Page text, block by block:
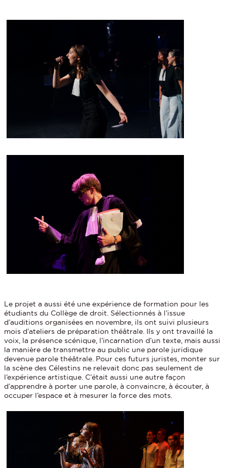
Le projet a aussi été une expérience de formation pour les
étudiants du Collège de droit. Sélectionnés à l’issue
d’auditions organisées en novembre, ils ont suivi plusieurs
mois d’ateliers de préparation théâtrale. Ils y ont travaillé la
voix, la présence scénique, l’incarnation d’un texte, mais aussi
la manière de transmettre au public une parole juridique
devenue parole théâtrale. Pour ces futurs juristes, monter sur
la scène des Célestins ne relevait donc pas seulement de
l’expérience artistique. C’était aussi une autre façon
d’apprendre à porter une parole, à convaincre, à écouter, à
occuper l’espace et à mesurer la force des mots.